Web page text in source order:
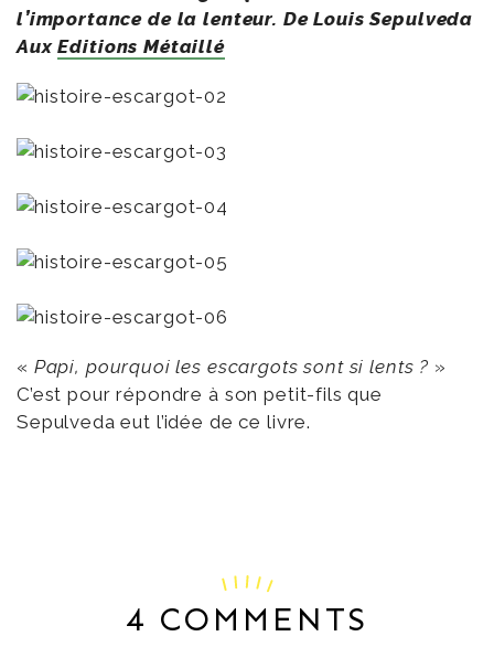
l’importance de la lenteur. De Louis Sepulveda
AuxEditions Métaillé
« Papi, pourquoi les escargots sont si lents ? »
C’est pour répondre à son petit-fils que
Sepulveda eut l’idée de ce livre.
4 COMMENTS